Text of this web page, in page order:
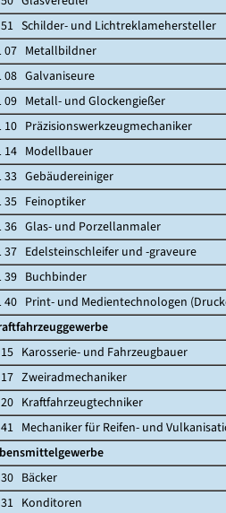
Schilder- und Lichtreklamehersteller
Metallbildner
Galvaniseure
Metall- und Glockengießer
Präzisionswerkzeugmechaniker
Modellbauer
Gebäudereiniger
Feinoptiker
Glas- und Porzellanmaler
Edelsteinschleifer und -graveure
Buchbinder
Print- und Medientechnologen
und Fahrzeugbauer
Zweiradmechaniker
Kraftfahrzeugtechniker
für Reifen- und
Bäcker
Konditoren